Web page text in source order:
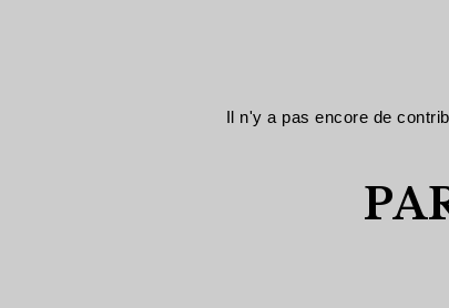
Il n'y a pas encore de